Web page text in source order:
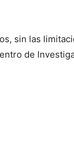
sin las
de